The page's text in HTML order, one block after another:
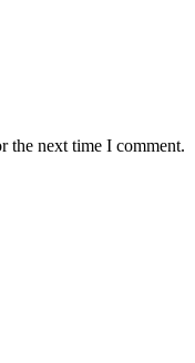
the next time I comment.